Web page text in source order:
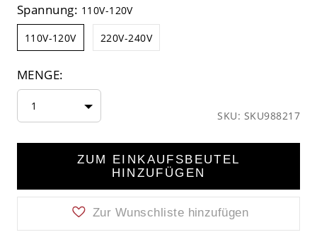
Spannung: 110V-120V
110V-120V 220V-240V
MENGE:
1
SKU: SKU988217
ZUM EINKAUFSBEUTEL
HINZUFÜGEN
Zur Wunschliste hinzufügen